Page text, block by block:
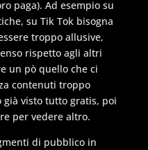
paga). Ad esempio su
su Tik Tok bisogna
troppo allusive,
rispetto agli altri
un pò quello che ci
contenuti troppo
visto tutto gratis, poi
per vedere altro.
di pubblico in